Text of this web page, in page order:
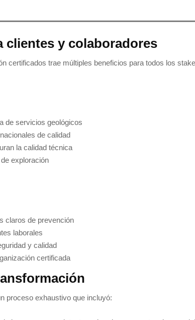
clientes y colaboradores
certificados trae múltiples beneficios para todos los
de servicios geológicos
de calidad
la calidad técnica
exploración
claros de prevención
laborales
y calidad
certificada
proceso exhaustivo que incluyó: